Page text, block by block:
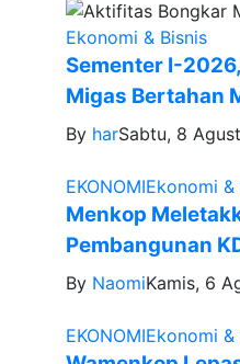
Ekonomi & Bisnis
Sementer I-
Migas Bertahan
By harSabtu, 8
EKONOMIEkonomi &
Menkop
Pembangunan
By NaomiKamis, 6
EKONOMIEkonomi &